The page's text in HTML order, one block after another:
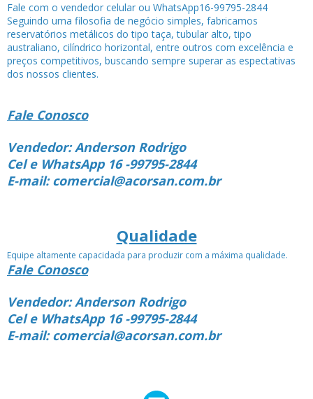
Fale com o vendedor celular ou WhatsApp16-99795-2844
Seguindo uma filosofia de negócio simples, fabricamos
reservatórios metálicos do tipo taça, tubular alto, tipo
australiano, cilíndrico horizontal, entre outros com excelência e
preços competitivos, buscando sempre superar as espectativas
dos nossos clientes.
Fale Conosco
Vendedor: Anderson Rodrigo
Cel e WhatsApp 16 -99795-2844
E-mail: comercial@acorsan.com.br
Qualidade
Equipe altamente capacidada para produzir com a máxima qualidade.
Fale Conosco
Vendedor: Anderson Rodrigo
Cel e WhatsApp 16 -99795-2844
E-mail: comercial@acorsan.com.br